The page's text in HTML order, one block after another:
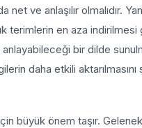
ve anlaşılır olmalıdır.
terimlerin en aza indirilmesi
anlayabileceği bir dilde
daha etkili
için büyük önem taşır.